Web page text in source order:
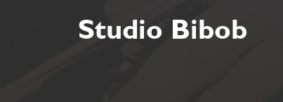
Studio Bibob